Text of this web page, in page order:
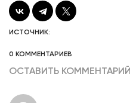
ИСТОЧНИК:
0 КОММЕНТАРИЕВ
ОСТАВИТЬ КОММЕНТАРИЙ